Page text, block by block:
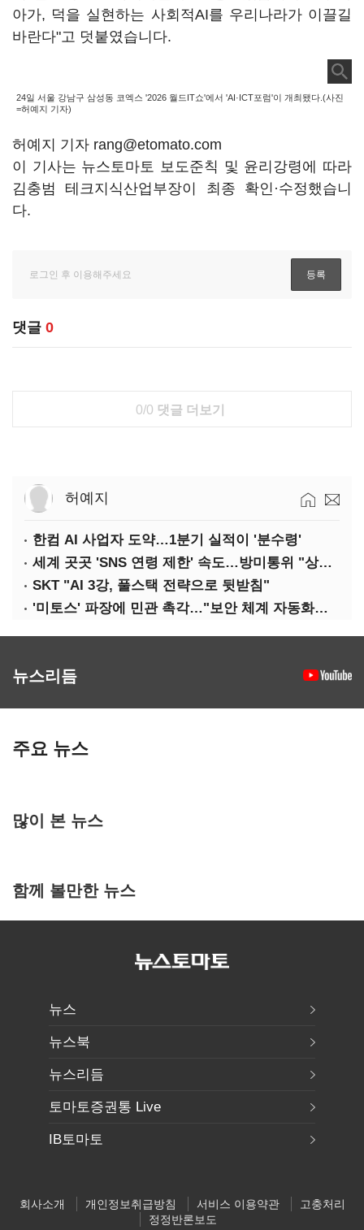
아가, 덕을 실현하는 사회적AI를 우리나라가 이끌길
바란다"고 덧붙였습니다.
24일 서울 강남구 삼성동 코엑스 '2026 월드IT쇼'에서 'AI·ICT포럼'이 개최됐다.(사진
=허예지 기자)
허예지 기자 rang@etomato.com
이 기사는 뉴스토마토 보도준칙 및 윤리강령에 따라
김충범 테크지식산업부장이 최종 확인·수정했습니
다.
댓글 0
0/0 댓글 더보기
허예지
한컴 AI 사업자 도약…1분기 실적이 '분수령'
세계 곳곳 'SNS 연령 제한' 속도…방미통위 "상반기 중 의견수렴"
SKT "AI 3강, 풀스택 전략으로 뒷받침"
'미토스' 파장에 민관 촉각…"보안 체계 자동화로 대응해야"
뉴스리듬
주요 뉴스
많이 본 뉴스
함께 볼만한 뉴스
뉴스
뉴스북
뉴스리듬
토마토증권통 Live
IB토마토
회사소개 개인정보취급방침 서비스 이용약관
고충처리
정정반론보도